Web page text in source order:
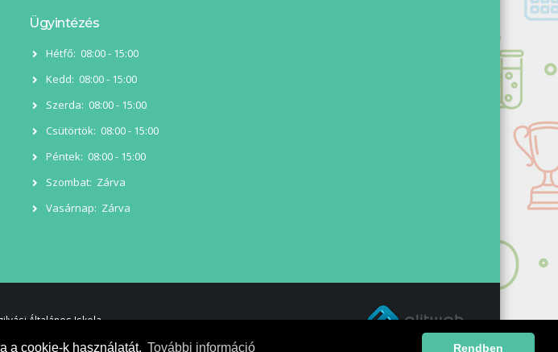
a cookie-k használatát. További információ Rendben
Ügyintézés
Hétfő: 08:00 - 15:00
Kedd: 08:00 - 15:00
Szerda: 08:00 - 15:00
Csütörtök: 08:00 - 15:00
Péntek: 08:00 - 15:00
Szombat: Zárva
Vasárnap: Zárva
Általános Iskola